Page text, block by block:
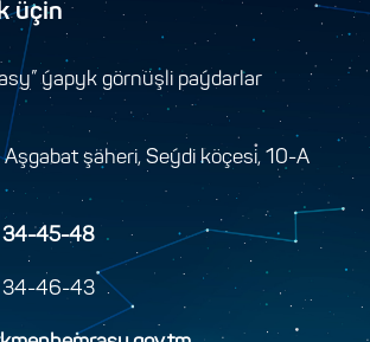
üçin
ýapyk görnüşli paýdarlar
şäheri, Seýdi köçesi, 10-A
34-45-48
34-46-43